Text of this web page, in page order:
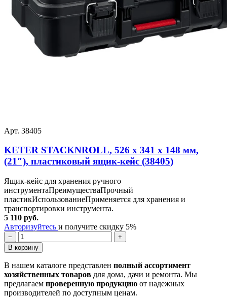
Арт. 38405
KETER STACKNROLL, 526 х 341 х 148 мм,
(21″), пластиковый ящик-кейс (38405)
Ящик-кейс для хранения ручного
инструментаПреимуществаПрочный
пластикИспользованиеПрименяется для хранения и
транспортировки инструмента.
5 110 руб.
Авторизуйтесь и получите скидку 5%
−
+
В корзину
В нашем каталоге представлен полный ассортимент
хозяйственных товаров для дома, дачи и ремонта. Мы
предлагаем проверенную продукцию от надежных
производителей по доступным ценам.